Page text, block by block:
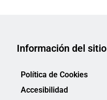
Información del sitio
Política de Cookies
Accesibilidad